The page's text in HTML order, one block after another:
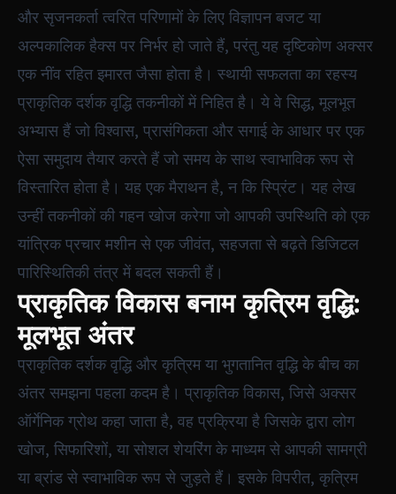
और सृजनकर्ता त्वरित परिणामों के लिए विज्ञापन बजट या
अल्पकालिक हैक्स पर निर्भर हो जाते हैं, परंतु यह दृष्टिकोण अक्सर
एक नींव रहित इमारत जैसा होता है। स्थायी सफलता का रहस्य
प्राकृतिक दर्शक वृद्धि तकनीकों में निहित है। ये वे सिद्ध, मूलभूत
अभ्यास हैं जो विश्वास, प्रासंगिकता और सगाई के आधार पर एक
ऐसा समुदाय तैयार करते हैं जो समय के साथ स्वाभाविक रूप से
विस्तारित होता है। यह एक मैराथन है, न कि स्प्रिंट। यह लेख
उन्हीं तकनीकों की गहन खोज करेगा जो आपकी उपस्थिति को एक
यांत्रिक प्रचार मशीन से एक जीवंत, सहजता से बढ़ते डिजिटल
पारिस्थितिकी तंत्र में बदल सकती हैं।
प्राकृतिक विकास बनाम कृत्रिम वृद्धि:
मूलभूत अंतर
प्राकृतिक दर्शक वृद्धि और कृत्रिम या भुगतानित वृद्धि के बीच का
अंतर समझना पहला कदम है। प्राकृतिक विकास, जिसे अक्सर
ऑर्गेनिक ग्रोथ कहा जाता है, वह प्रक्रिया है जिसके द्वारा लोग
खोज, सिफारिशों, या सोशल शेयरिंग के माध्यम से आपकी सामग्री
या ब्रांड से स्वाभाविक रूप से जुड़ते हैं। इसके विपरीत, कृत्रिम